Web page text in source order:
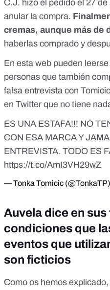
C.J. hizo el pedido el 27
anular la compra.
cremas, aunque más de
haberlas comprado y
En esta web pueden
personas que también
falsa entrevista con
en Twitter que no tiene
ES UNA ESTAFA!!! NO
CON ESA MARCA Y
ENTREVISTA. TODO ES
https://t.co/AmI3VH29wZ
— Tonka Tomicic (@TonkaTP)
Auvela dice en
condiciones que
eventos que
son ficticios
Como os hemos explicado,